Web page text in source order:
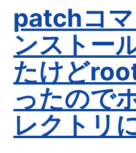
patchコ
ンストー
たけど
ったので
レクトリ